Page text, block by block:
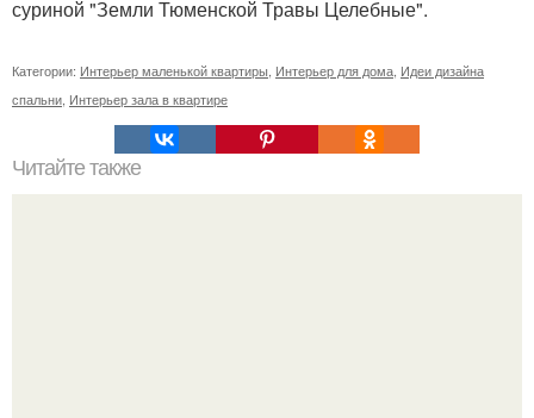
суриной "Земли Тюменской Травы Целебные".
Категории: Интерьер маленькой квартиры Интерьер для дома Идеи дизайна
спальни Интерьер зала в квартире
Читайте также